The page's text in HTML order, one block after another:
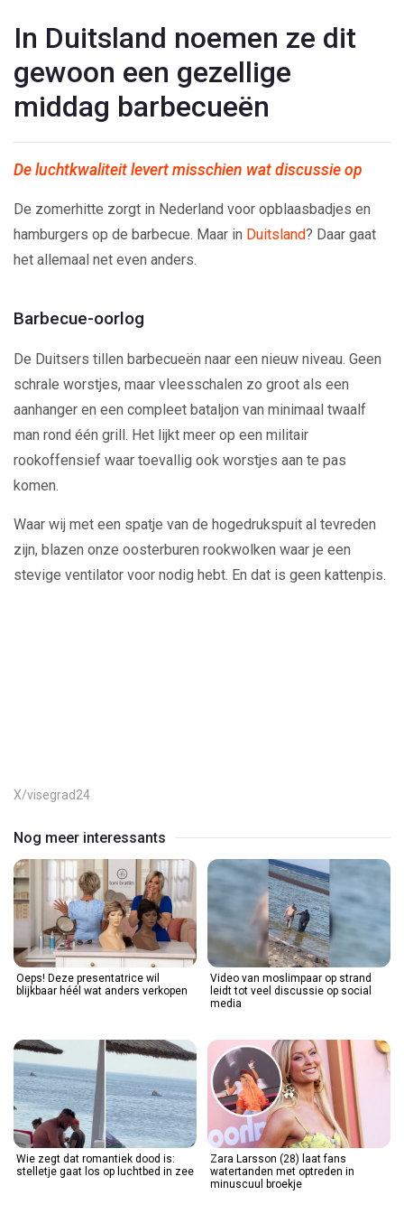
In Duitsland noemen ze dit
gewoon een gezellige
middag barbecueën
De luchtkwaliteit levert misschien wat discussie op
De zomerhitte zorgt in Nederland voor opblaasbadjes en
hamburgers op de barbecue. Maar in Duitsland? Daar gaat
het allemaal net even anders.
Barbecue-oorlog
De Duitsers tillen barbecueën naar een nieuw niveau. Geen
schrale worstjes, maar vleesschalen zo groot als een
aanhanger en een compleet bataljon van minimaal twaalf
man rond één grill. Het lijkt meer op een militair
rookoffensief waar toevallig ook worstjes aan te pas
komen.
Waar wij met een spatje van de hogedrukspuit al tevreden
zijn, blazen onze oosterburen rookwolken waar je een
stevige ventilator voor nodig hebt. En dat is geen kattenpis.
X/visegrad24
Nog meer interessants
Oeps! Deze presentatrice wil
blijkbaar héél wat anders verkopen
Video van moslimpaar op strand
leidt tot veel discussie op social
media
Wie zegt dat romantiek dood is:
stelletje gaat los op luchtbed in zee
Zara Larsson (28) laat fans
watertanden met optreden in
minuscuul broekje